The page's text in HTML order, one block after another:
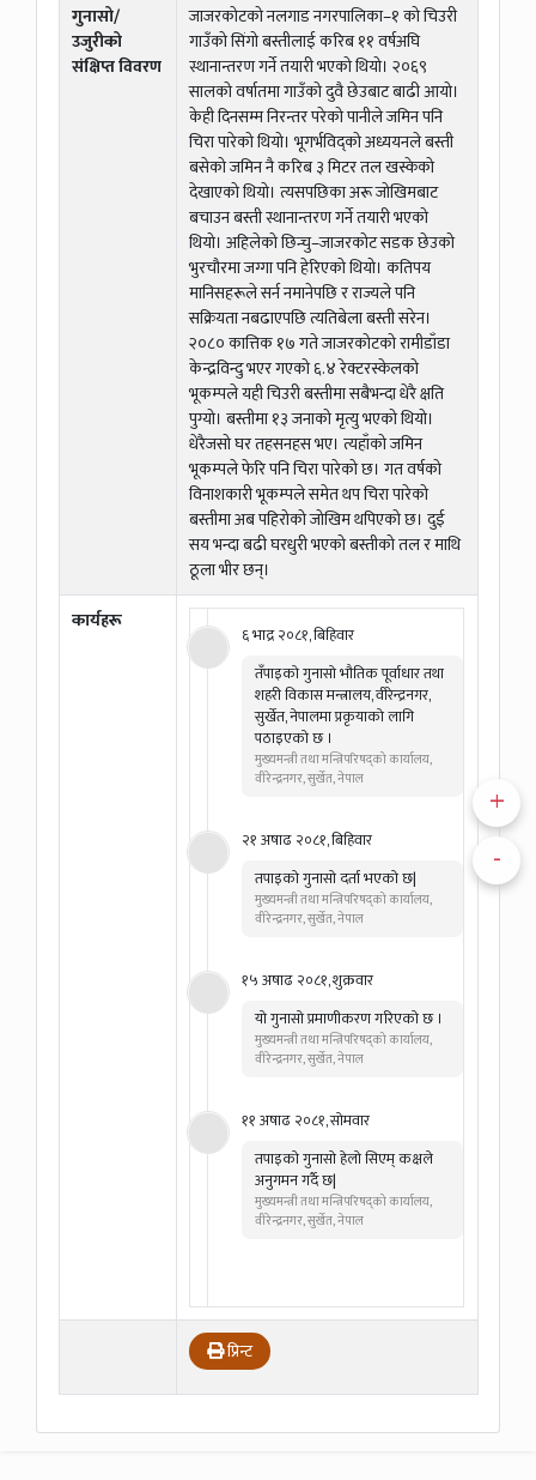
+
-
गुनासो/
उजुरीको
संक्षिप्त विवरण
जाजरकोटको नलगाड नगरपालिका–१ को चिउरी
गाउँको सिंगो बस्तीलाई करिब ११ वर्षअघि
स्थानान्तरण गर्ने तयारी भएको थियो। २०६९
सालको वर्षातमा गाउँको दुवै छेउबाट बाढी आयो।
केही दिनसम्म निरन्तर परेको पानीले जमिन पनि
चिरा पारेको थियो। भूगर्भविद्को अध्ययनले बस्ती
बसेको जमिन नै करिब ३ मिटर तल खस्केको
देखाएको थियो। त्यसपछिका अरू जोखिमबाट
बचाउन बस्ती स्थानान्तरण गर्ने तयारी भएको
थियो। अहिलेको छिन्चु–जाजरकोट सडक छेउको
भुरचौरमा जग्गा पनि हेरिएको थियो। कतिपय
मानिसहरूले सर्न नमानेपछि र राज्यले पनि
सक्रियता नबढाएपछि त्यतिबेला बस्ती सरेन।
२०८० कात्तिक १७ गते जाजरकोटको रामीडाँडा
केन्द्रविन्दु भएर गएको ६.४ रेक्टरस्केलको
भूकम्पले यही चिउरी बस्तीमा सबैभन्दा धेरै क्षति
पुग्यो। बस्तीमा १३ जनाको मृत्यु भएको थियो।
धेरैजसो घर तहसनहस भए। त्यहाँको जमिन
भूकम्पले फेरि पनि चिरा पारेको छ। गत वर्षको
विनाशकारी भूकम्पले समेत थप चिरा पारेको
बस्तीमा अब पहिरोको जोखिम थपिएको छ। दुई
सय भन्दा बढी घरधुरी भएको बस्तीको तल र माथि
ठूला भीर छन्।
कार्यहरू
६ भाद्र २०८१, बिहिवार
तँपाइकाे गुनासाे भौतिक पूर्वाधार तथा
शहरी विकास मन्त्रालय, वीरेन्द्रनगर,
सुर्खेत, नेपालमा प्रकृयाकाे लागि
पठाइएको छ ।
मुख्यमन्त्री तथा मन्त्रिपरिषद्को कार्यालय,
वीरेन्द्रनगर, सुर्खेत, नेपाल
२१ अषाढ २०८१, बिहिवार
तपाइको गुनासो दर्ता भएको छ|
मुख्यमन्त्री तथा मन्त्रिपरिषद्को कार्यालय,
वीरेन्द्रनगर, सुर्खेत, नेपाल
१५ अषाढ २०८१, शुक्रवार
यो गुनासो प्रमाणीकरण गरिएको छ ।
मुख्यमन्त्री तथा मन्त्रिपरिषद्को कार्यालय,
वीरेन्द्रनगर, सुर्खेत, नेपाल
११ अषाढ २०८१, सोमवार
तपाइको गुनासो हेलो सिएम् कक्षले
अनुगमन गर्दै छ|
मुख्यमन्त्री तथा मन्त्रिपरिषद्को कार्यालय,
वीरेन्द्रनगर, सुर्खेत, नेपाल
प्रिन्ट